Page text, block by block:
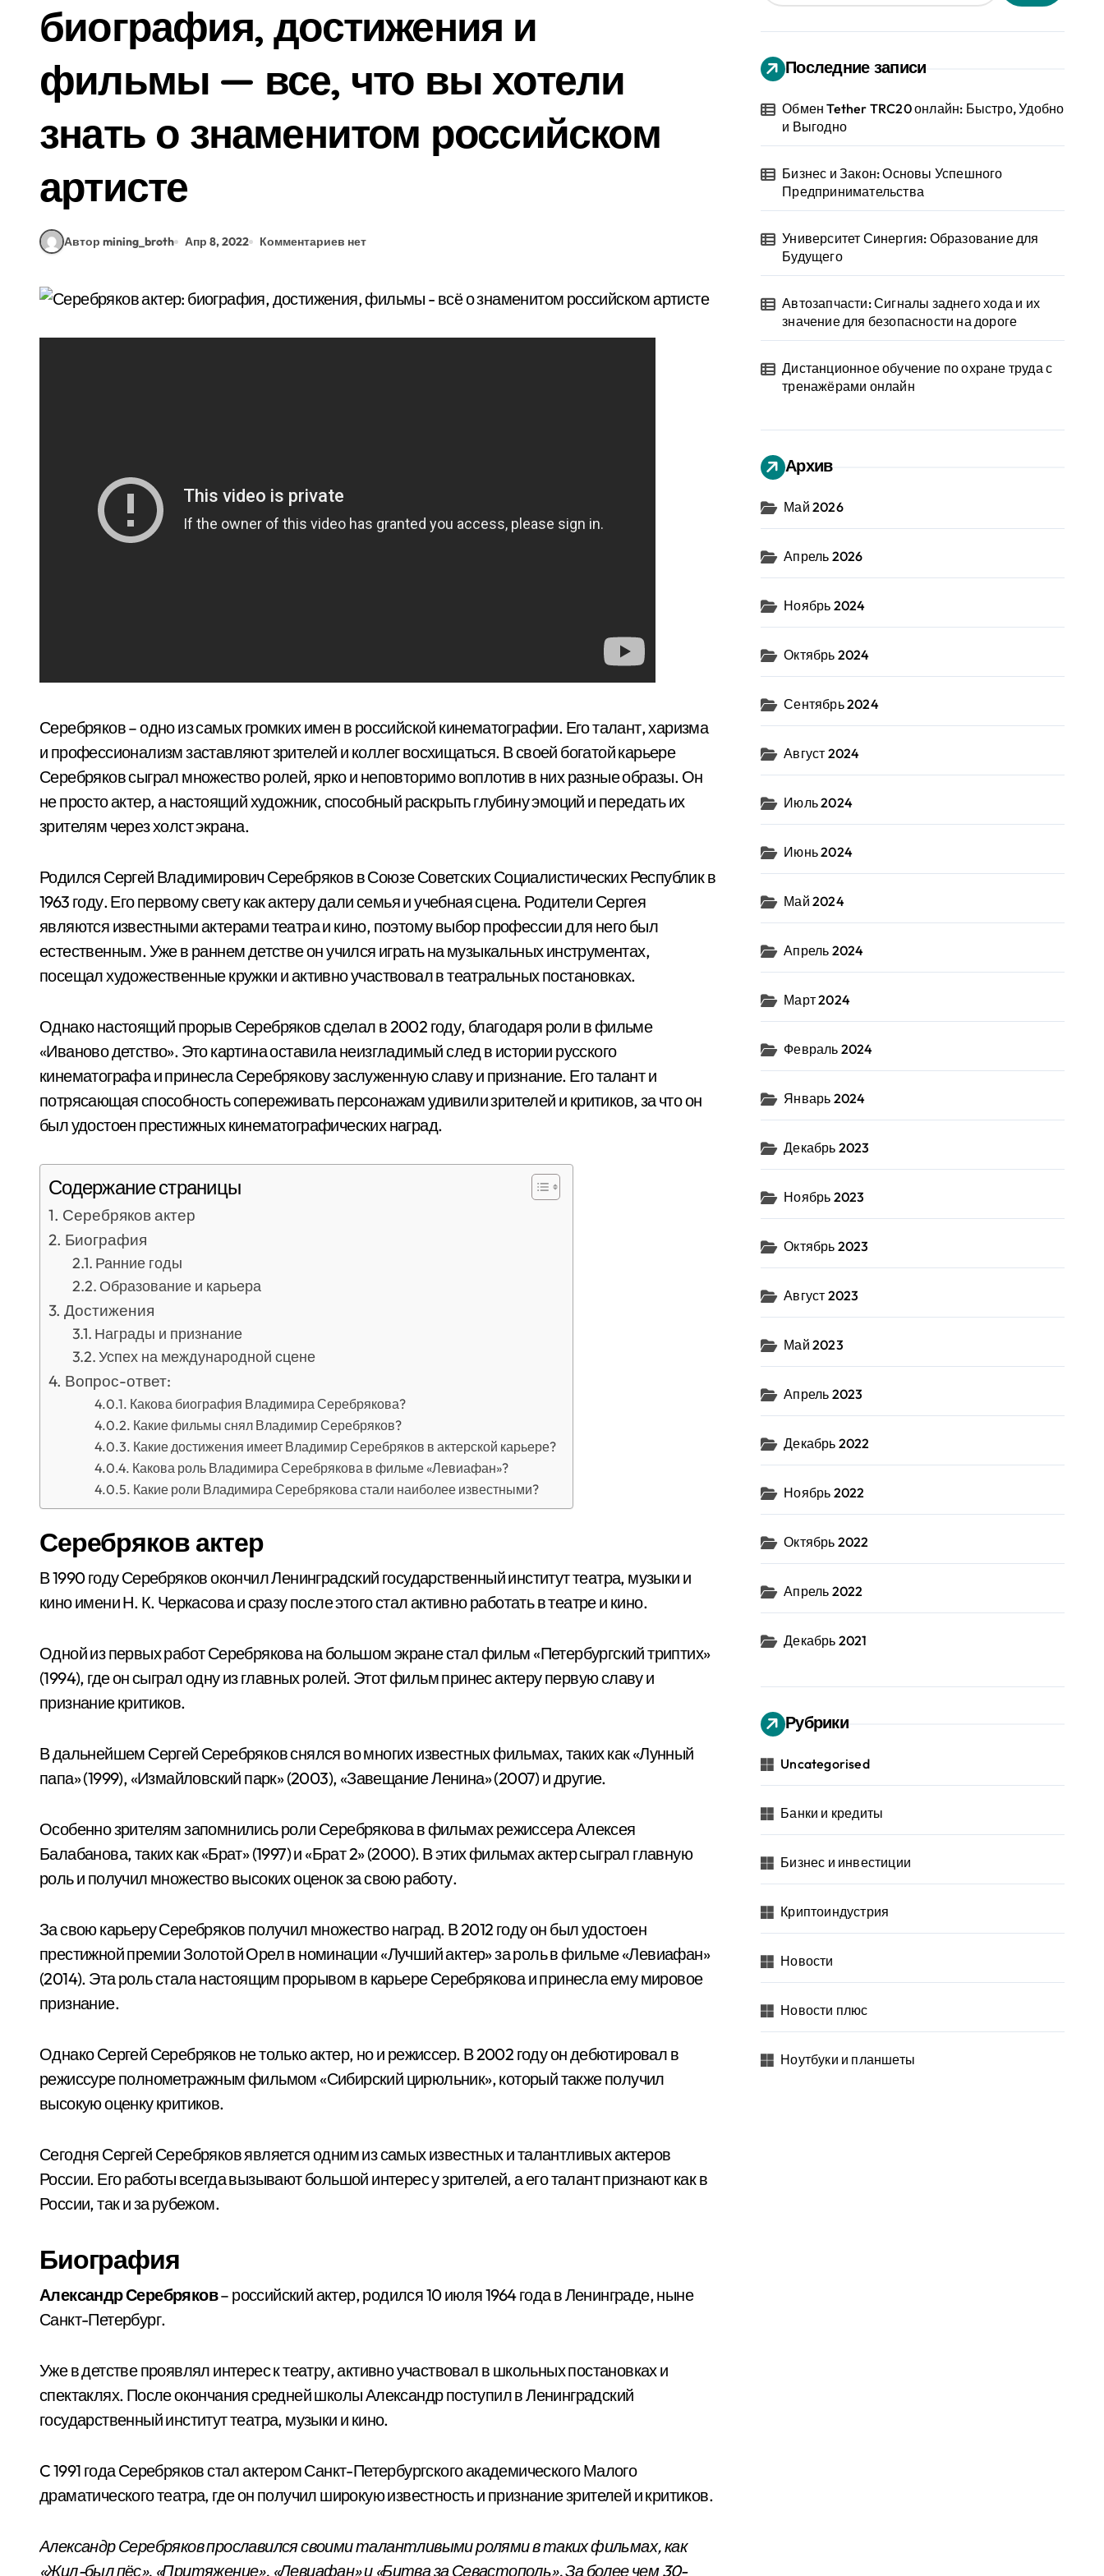
биография, достижения и
фильмы — все, что вы хотели
знать о знаменитом российском
артисте
Автор mining_broth Апр 8, 2022 Комментариев нет
Серебряков – одно из самых громких имен в российской кинематографии. Его талант, харизма
и профессионализм заставляют зрителей и коллег восхищаться. В своей богатой карьере
Серебряков сыграл множество ролей, ярко и неповторимо воплотив в них разные образы. Он
не просто актер, а настоящий художник, способный раскрыть глубину эмоций и передать их
зрителям через холст экрана.
Родился Сергей Владимирович Серебряков в Союзе Советских Социалистических Республик в
1963 году. Его первому свету как актеру дали семья и учебная сцена. Родители Сергея
являются известными актерами театра и кино, поэтому выбор профессии для него был
естественным. Уже в раннем детстве он учился играть на музыкальных инструментах,
посещал художественные кружки и активно участвовал в театральных постановках.
Однако настоящий прорыв Серебряков сделал в 2002 году, благодаря роли в фильме
«Иваново детство». Это картина оставила неизгладимый след в истории русского
кинематографа и принесла Серебрякову заслуженную славу и признание. Его талант и
потрясающая способность сопереживать персонажам удивили зрителей и критиков, за что он
был удостоен престижных кинематографических наград.
Содержание страницы
Серебряков актер
Биография
Ранние годы
Образование и карьера
Достижения
Награды и признание
Успех на международной сцене
Вопрос-ответ:
Какова биография Владимира Серебрякова?
Какие фильмы снял Владимир Серебряков?
Какие достижения имеет Владимир Серебряков в актерской карьере?
Какова роль Владимира Серебрякова в фильме «Левиафан»?
Какие роли Владимира Серебрякова стали наиболее известными?
Серебряков актер
В 1990 году Серебряков окончил Ленинградский государственный институт театра, музыки и
кино имени Н. К. Черкасова и сразу после этого стал активно работать в театре и кино.
Одной из первых работ Серебрякова на большом экране стал фильм «Петербургский триптих»
(1994), где он сыграл одну из главных ролей. Этот фильм принес актеру первую славу и
признание критиков.
В дальнейшем Сергей Серебряков снялся во многих известных фильмах, таких как «Лунный
папа» (1999), «Измайловский парк» (2003), «Завещание Ленина» (2007) и другие.
Особенно зрителям запомнились роли Серебрякова в фильмах режиссера Алексея
Балабанова, таких как «Брат» (1997) и «Брат 2» (2000). В этих фильмах актер сыграл главную
роль и получил множество высоких оценок за свою работу.
За свою карьеру Серебряков получил множество наград. В 2012 году он был удостоен
престижной премии Золотой Орел в номинации «Лучший актер» за роль в фильме «Левиафан»
(2014). Эта роль стала настоящим прорывом в карьере Серебрякова и принесла ему мировое
признание.
Однако Сергей Серебряков не только актер, но и режиссер. В 2002 году он дебютировал в
режиссуре полнометражным фильмом «Сибирский цирюльник», который также получил
высокую оценку критиков.
Сегодня Сергей Серебряков является одним из самых известных и талантливых актеров
России. Его работы всегда вызывают большой интерес у зрителей, а его талант признают как в
России, так и за рубежом.
Биография
Александр Серебряков– российский актер, родился 10 июля 1964 года в Ленинграде, ныне
Санкт-Петербург.
Уже в детстве проявлял интерес к театру, активно участвовал в школьных постановках и
спектаклях. После окончания средней школы Александр поступил в Ленинградский
государственный институт театра, музыки и кино.
C 1991 года Серебряков стал актером Санкт-Петербургского академического Малого
драматического театра, где он получил широкую известность и признание зрителей и критиков.
Александр Серебряков прославился своими талантливыми ролями в таких фильмах, как
«Жил-был пёс», «Притяжение», «Левиафан» и «Битва за Севастополь». За более чем 30-
Последние записи
Обмен Tether TRC20 онлайн: Быстро, Удобно
и Выгодно
Бизнес и Закон: Основы Успешного
Предпринимательства
Университет Синергия: Образование для
Будущего
Автозапчасти: Сигналы заднего хода и их
значение для безопасности на дороге
Дистанционное обучение по охране труда с
тренажёрами онлайн
Архив
Май 2026
Апрель 2026
Ноябрь 2024
Октябрь 2024
Сентябрь 2024
Август 2024
Июль 2024
Июнь 2024
Май 2024
Апрель 2024
Март 2024
Февраль 2024
Январь 2024
Декабрь 2023
Ноябрь 2023
Октябрь 2023
Август 2023
Май 2023
Апрель 2023
Декабрь 2022
Ноябрь 2022
Октябрь 2022
Апрель 2022
Декабрь 2021
Рубрики
Uncategorised
Банки и кредиты
Бизнес и инвестиции
Криптоиндустрия
Новости
Новости плюс
Ноутбуки и планшеты